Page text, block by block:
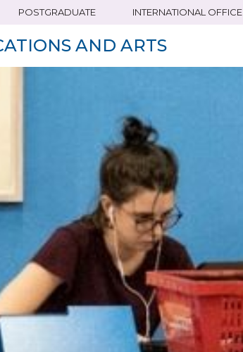
POSTGRADUATE INTERNATIONAL OFFICE
AND ARTS